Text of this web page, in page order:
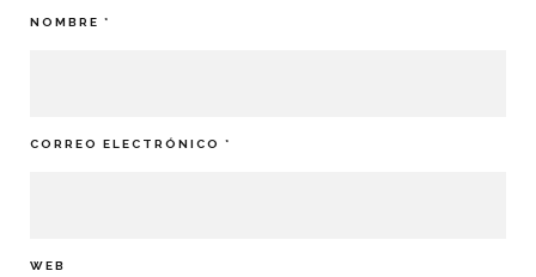
NOMBRE *
CORREO ELECTRÓNICO *
WEB